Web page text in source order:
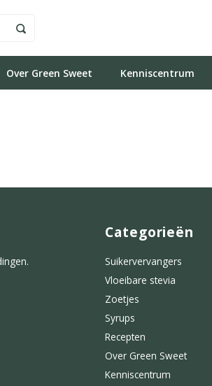
Over Green Sweet Kenniscentrum
Categorieën
Suikervervangers
Vloeibare stevia
Zoetjes
Syrups
Recepten
Over Green Sweet
Kenniscentrum